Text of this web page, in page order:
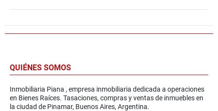
QUIÉNES SOMOS
Inmobiliaria Piana , empresa inmobiliaria dedicada a operaciones
en Bienes Raíces. Tasaciones, compras y ventas de inmuebles en
la ciudad de Pinamar, Buenos Aires, Argentina.